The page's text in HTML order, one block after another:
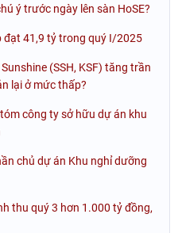
ý trước ngày lên sàn HoSE?
đạt 41,9 tỷ trong quý I/2025
(SSH, KSF) tăng trần
lại ở mức thấp?
công ty sở hữu dự án khu
chủ dự án Khu nghỉ dưỡng
thu quý 3 hơn 1.000 tỷ đồng,